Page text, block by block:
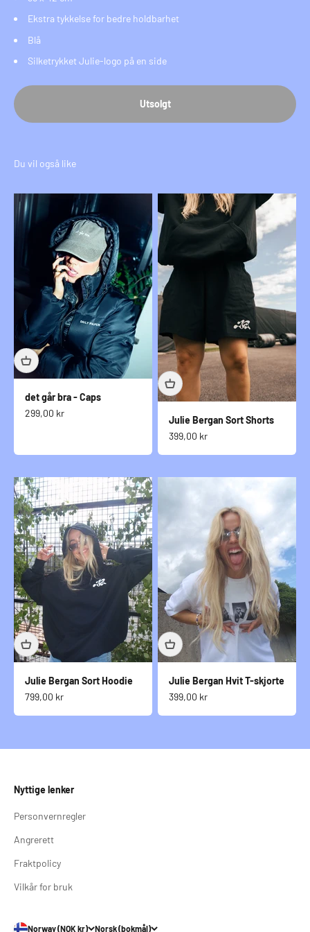
Ekstra tykkelse for bedre holdbarhet
Blå
Silketrykket Julie-logo på en side
Utsolgt
det går bra - Caps
Salgspris
299,00 kr
Julie Bergan Sort Shorts
Salgspris
399,00 kr
Julie Bergan Sort Hoodie
Salgspris
799,00 kr
Julie Bergan Hvit T-skjorte
Salgspris
399,00 kr
Nyttige lenker
Personvernregler
Angrerett
Fraktpolicy
Vilkår for bruk
Norway (NOK kr) Norsk (bokmål)